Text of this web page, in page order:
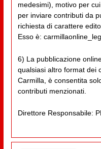
medesimi), motivo per
per inviare contributi da
richiesta di carattere
Esso è:
6) La pubblicazione
qualsiasi altro format dei
Carmilla, è consentita
contributi menzionati.
Direttore Responsabile: